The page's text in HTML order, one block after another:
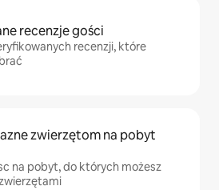
recenzje gości
recenzji, które
zwierzętom na pobyt
na pobyt, do których możesz